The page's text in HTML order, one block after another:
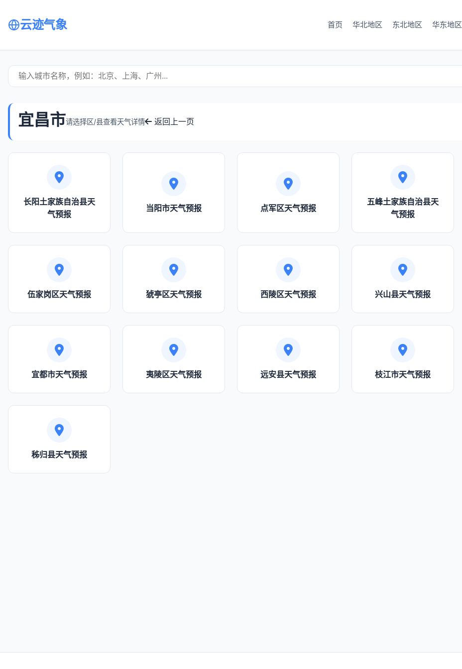
云迹气象 首页 华北地区 东北地区 华东地区
宜昌市请选择区/县查看天气详情 返回上一页
长阳土家族自治县天
气预报
当阳市天气预报 点军区天气预报
五峰土家族自治县天
气预报
伍家岗区天气预报 猇亭区天气预报 西陵区天气预报 兴山县天气预报
宜都市天气预报 夷陵区天气预报 远安县天气预报 枝江市天气预报
秭归县天气预报